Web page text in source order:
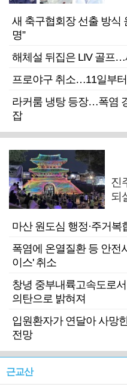
새 축구협회장 선출 방
명”
해체설 뒤집은 LIV 골프…
프로야구 취소…11일부
라커룸 냉탕 등장…폭염
잡
진
되
마산 원도심 행정·주거
폭염에 온열질환 등 안전
이스' 취소
창녕 중부내륙고속도로
의탄으로 밝혀져
입원환자가 연달아 사망
전망
근교산